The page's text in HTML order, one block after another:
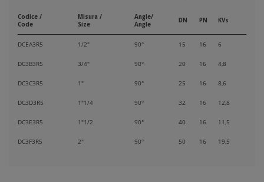
Codice /
Code
Misura /
Size
Angle/
Angle
DN PN KVs
DCEA3R5 1/2" 90° 15 16 6
DC3B3R5 3/4" 90° 20 16 4,8
DC3C3R5 1" 90° 25 16 8,6
DC3D3R5 1"1/4 90° 32 16 12,8
DC3E3R5 1"1/2 90° 40 16 11,5
DC3F3R5 2" 90° 50 16 19,5